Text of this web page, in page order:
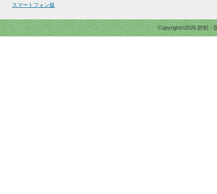
スマートフォン版
Copyright©2026 防犯・